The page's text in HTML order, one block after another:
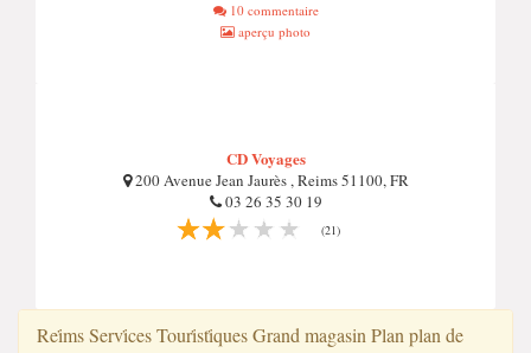
10 commentaire
aperçu photo
CD Voyages
200 Avenue Jean Jaurès , Reims 51100, FR
03 26 35 30 19
(21)
Rei̇ms Servi̇ces Touri̇sti̇ques Grand magasin Plan plan de